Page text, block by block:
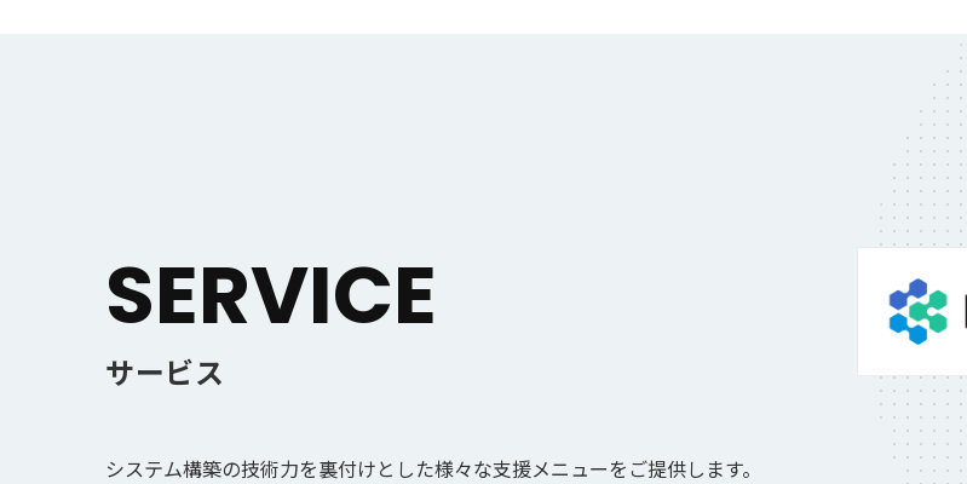
SERVICE
サービス
システム構築の技術力を裏付けとした様々な支援メニューをご提供します。